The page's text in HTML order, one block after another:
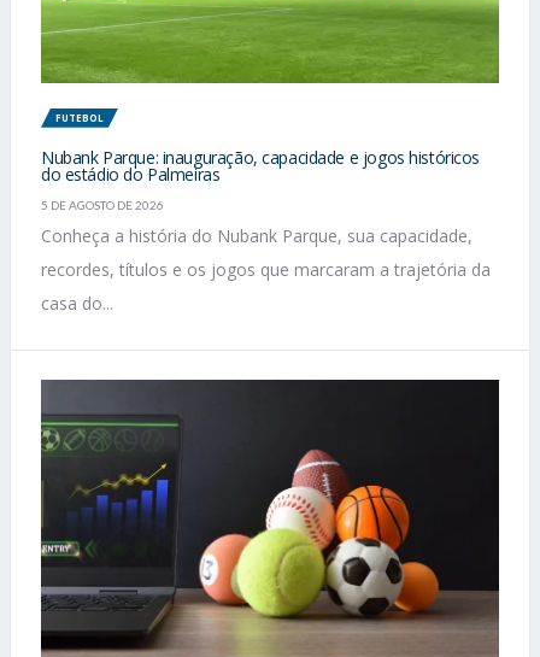
FUTEBOL
Nubank Parque: inauguração, capacidade e jogos históricos
do estádio do Palmeiras
5 DE AGOSTO DE 2026
Conheça a história do Nubank Parque, sua capacidade,
recordes, títulos e os jogos que marcaram a trajetória da
casa do...